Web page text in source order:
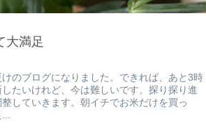
大満足
のブログになりました。できれば、あと3時
たいけれど、今は難しいです。探り探り進
していきます。朝イチでお米だけを買っ